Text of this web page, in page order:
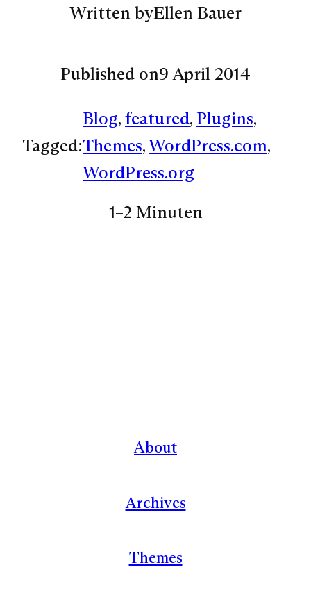
Written byEllen Bauer
Published on9 April 2014
Tagged:
Blog, featured, Plugins
Themes, WordPress.com
WordPress.org
1–2 Minuten
About
Archives
Themes